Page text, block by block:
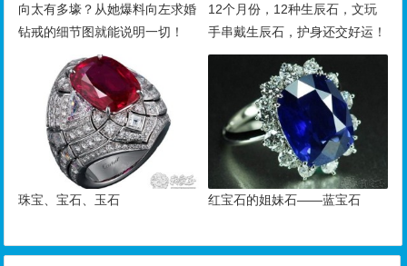
向太有多壕？从她爆料向左求婚
钻戒的细节图就能说明一切！
12个月份，12种生辰石，文玩
手串戴生辰石，护身还交好运！
珠宝、宝石、玉石 红宝石的姐妹石——蓝宝石